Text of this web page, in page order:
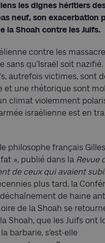
les dignes héritiers
neuf, son exacerbation
la Shoah contre les Juifs.
contre les
sans qu’Israël soit nazifié.
autrefois victimes, sont
et une rhétorique sont
climat violemment
israélienne est en
philosophe français
», publié dans la Revue
de ceux qui avaient
plus tard, la
de haine
de la Shoah se
Shoah, que les Juifs ont
barbarie, s’est-elle